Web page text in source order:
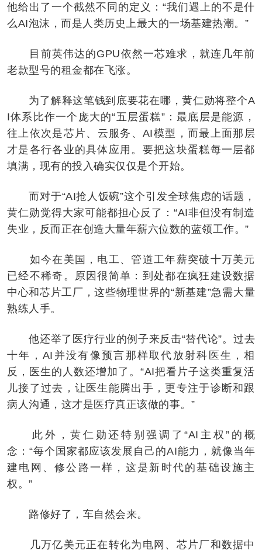
他给出了一个截然不同的定义：“我们遇上的不是什
么AI泡沫，而是人类历史上最大的一场基建热潮。”
目前英伟达的GPU依然一芯难求，就连几年前
老款型号的租金都在飞涨。
为了解释这笔钱到底要花在哪，黄仁勋将整个A
I体系比作一个庞大的“五层蛋糕”：最底层是能源，
往上依次是芯片、云服务、AI模型，而最上面那层
才是各行各业的具体应用。要把这块蛋糕每一层都
填满，现有的投入确实仅仅是个开始。
而对于“AI抢人饭碗”这个引发全球焦虑的话题，
黄仁勋觉得大家可能都担心反了：“AI非但没有制造
失业，反而正在创造大量年薪六位数的蓝领工作。”
如今在美国，电工、管道工年薪突破十万美元
已经不稀奇。原因很简单：到处都在疯狂建设数据
中心和芯片工厂，这些物理世界的“新基建”急需大量
熟练人手。
他还举了医疗行业的例子来反击“替代论”。过去
十年，AI并没有像预言那样取代放射科医生，相
反，医生的人数还增加了。“AI把看片子这类重复活
儿接了过去，让医生能腾出手，更专注于诊断和跟
病人沟通，这才是医疗真正该做的事。”
此外，黄仁勋还特别强调了“AI主权”的概
念：“每个国家都应该发展自己的AI能力，就像当年
建电网、修公路一样，这是新时代的基础设施主
权。”
路修好了，车自然会来。
几万亿美元正在转化为电网、芯片厂和数据中